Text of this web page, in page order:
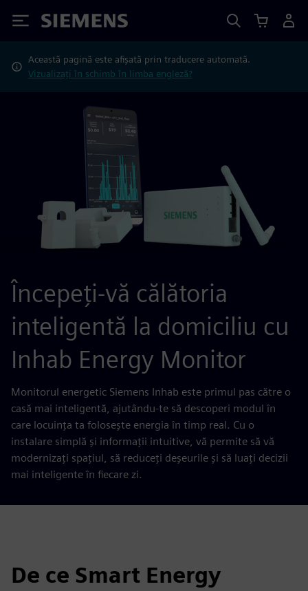
Siemens
Această pagină este afișată prin traducere automată.
Vizualizați în schimb în limba engleză?
Începeți-vă călătoria
inteligentă la domiciliu cu
Inhab Energy Monitor
Monitorul energetic Siemens Inhab este primul pas către o
casă mai inteligentă, ajutându-te să descoperi modul în
care locuința ta folosește energia în timp real. Cu o
instalare simplă și informații intuitive, vă permite să vă
modernizați spațiul, să reduceți deșeurile și să luați decizii
mai inteligente în fiecare zi.
De ce Smart Energy